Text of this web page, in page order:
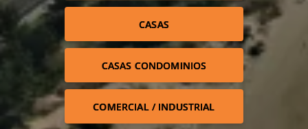
CASAS
CASAS CONDOMINIOS
COMERCIAL / INDUSTRIAL